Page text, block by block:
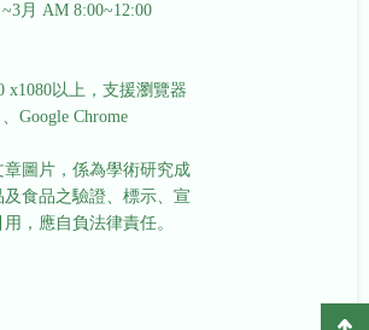
~3月 AM 8:00~12:00
x1080以上，支援瀏覽器
Google Chrome
圖片，係為學術研究成
食品之驗證、標示、宣
，應自負法律責任。